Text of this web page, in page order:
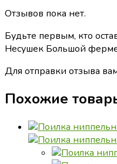
Отзывов пока нет.
Будьте первым, кто
Несушек Большой
Для отправки отзыва
Похожие